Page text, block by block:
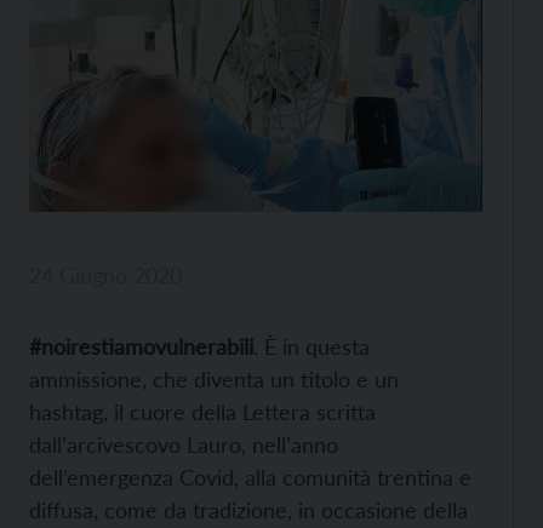
#noirestiamovulnerabili. È in questa
ammissione, che diventa un titolo e un
hashtag, il cuore della Lettera scritta
dall’arcivescovo Lauro , nell’anno
dell’emergenza Covid, alla comunità trentina e
diffusa, come da tradizione, in occasione della